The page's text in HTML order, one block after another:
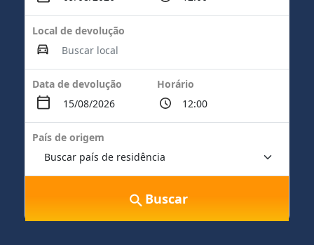
Local de devolução
Data de devolução Horário
País de origem
Buscar